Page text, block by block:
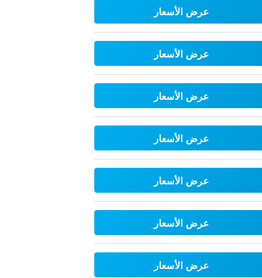
عرض الأسعار
عرض الأسعار
عرض الأسعار
عرض الأسعار
عرض الأسعار
عرض الأسعار
عرض الأسعار